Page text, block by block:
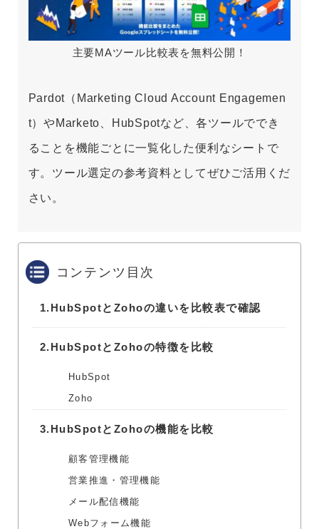
主要MAツール比較表を無料公開！
Pardot（Marketing Cloud Account Engagemen
t）やMarketo、HubSpotなど、各ツールででき
ることを機能ごとに一覧化した便利なシートで
す。ツール選定の参考資料としてぜひご活用くだ
さい。
コンテンツ目次
1.HubSpotとZohoの違いを比較表で確認
2.HubSpotとZohoの特徴を比較
HubSpot
Zoho
3.HubSpotとZohoの機能を比較
顧客管理機能
営業推進・管理機能
メール配信機能
Webフォーム機能